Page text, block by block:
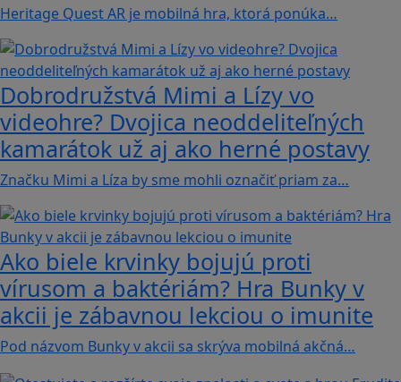
Heritage Quest AR je mobilná hra, ktorá ponúka…
Dobrodružstvá Mimi a Lízy vo
videohre? Dvojica neoddeliteľných
kamarátok už aj ako herné postavy
Značku Mimi a Líza by sme mohli označiť priam za…
Ako biele krvinky bojujú proti
vírusom a baktériám? Hra Bunky v
akcii je zábavnou lekciou o imunite
Pod názvom Bunky v akcii sa skrýva mobilná akčná…